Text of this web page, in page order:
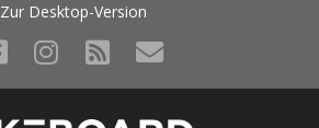
Zur Desktop-Version